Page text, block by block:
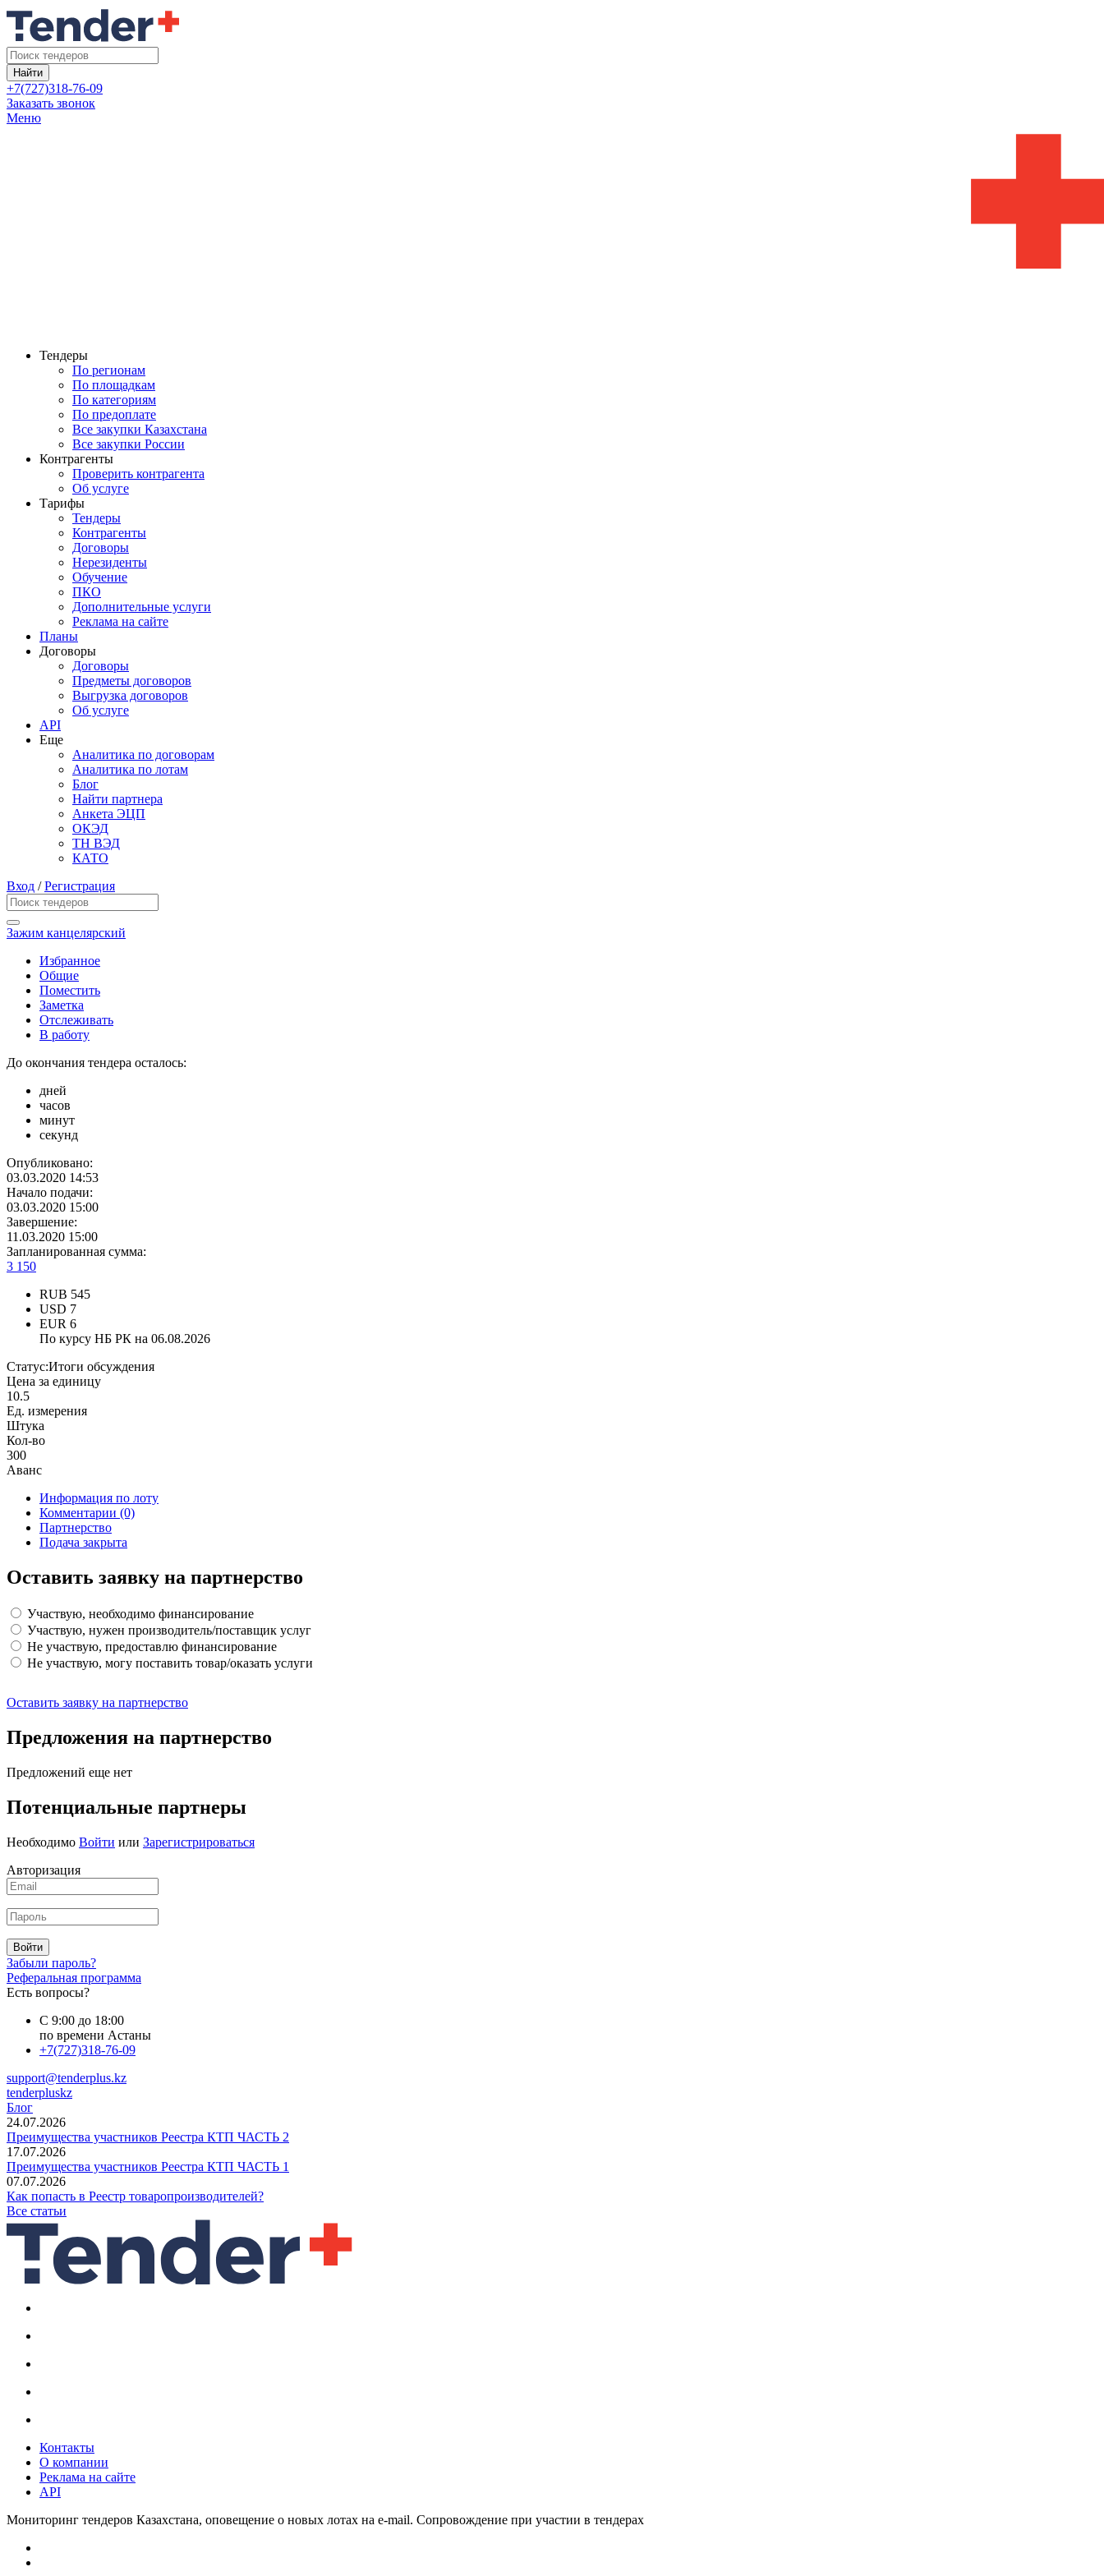
Найти
+7(727)318-76-09
Заказать звонок
Меню
Тендеры
По регионам
По площадкам
По категориям
По предоплате
Все закупки Казахстана
Все закупки России
Контрагенты
Проверить контрагента
Об услуге
Тарифы
Тендеры
Контрагенты
Договоры
Нерезиденты
Обучение
ПКО
Дополнительные услуги
Реклама на сайте
Планы
Договоры
Договоры
Предметы договоров
Выгрузка договоров
Об услуге
API
Еще
Аналитика по договорам
Аналитика по лотам
Блог
Найти партнера
Анкета ЭЦП
ОКЭД
ТН ВЭД
КАТО
Вход /Регистрация
Зажим канцелярский
Избранное
Общие
Поместить
Заметка
Отслеживать
В работу
До окончания тендера осталось:
дней
часов
минут
секунд
Опубликовано:
03.03.2020 14:53
Начало подачи:
03.03.2020 15:00
Завершение:
11.03.2020 15:00
Запланированная сумма:
3 150
RUB 545
USD 7
EUR 6
По курсу НБ РК на 06.08.2026
Статус:Итоги обсуждения
Цена за единицу
10.5
Ед. измерения
Штука
Кол-во
300
Аванс
Информация по лоту
Комментарии (0)
Партнерство
Подача закрыта
Оставить заявку на партнерство
Участвую, необходимо финансирование
Участвую, нужен производитель/поставщик услуг
Не участвую, предоставлю финансирование
Не участвую, могу поставить товар/оказать услуги
Оставить заявку на партнерство
Предложения на партнерство
Предложений еще нет
Потенциальные партнеры
Необходимо Войти или Зарегистрироваться
Авторизация
Войти
Забыли пароль?
Реферальная программа
Есть вопросы?
С 9:00 до 18:00
по времени Астаны
+7(727)318-76-09
support@tenderplus.kz
tenderpluskz
Блог
24.07.2026
Преимущества участников Реестра КТП ЧАСТЬ 2
17.07.2026
Преимущества участников Реестра КТП ЧАСТЬ 1
07.07.2026
Как попасть в Реестр товаропроизводителей?
Все статьи
Контакты
О компании
Реклама на сайте
API
Мониторинг тендеров Казахстана, оповещение о новых лотах на e-mail. Сопровождение при участии в тендерах